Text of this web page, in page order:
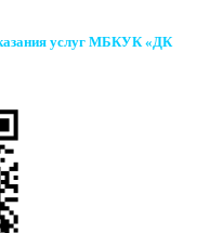
услуг МБКУК «ДК